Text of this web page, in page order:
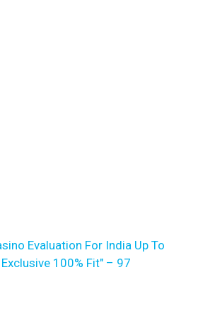
Evaluation For India Up To
100% Fit" – 97